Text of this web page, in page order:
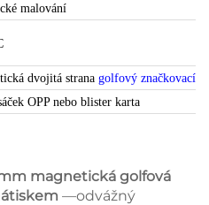
malování
dvojitá strana golfový značkovací
OPP nebo blister karta
magnetická golfová
—odvážný